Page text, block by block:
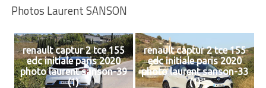
Photos Laurent SANSON
renault captur 2 tce 155
edc initiale paris 2020
photo laurent sanson-39
(1)
renault captur 2 tce 155
edc initiale paris 2020
photo laurent sanson-33
(1)